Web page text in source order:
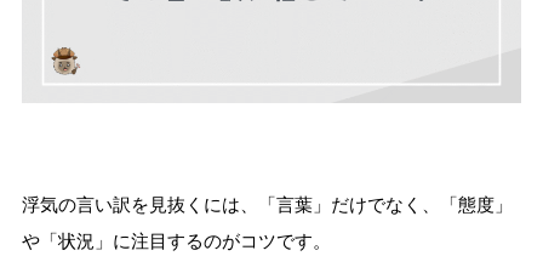
浮気の言い訳を見抜くには、「言葉」だけでなく、「態度」
や「状況」に注目するのがコツです。